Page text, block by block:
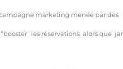
campagne marketing menée par des
les réservations alors que